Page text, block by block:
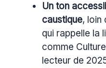
Un ton
caustique, loin
qui rappelle la
comme
lecteur de